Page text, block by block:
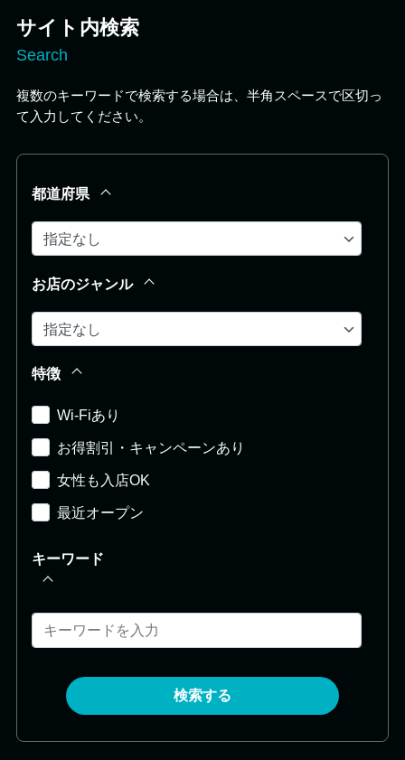
サイト内検索
Search
複数のキーワードで検索する場合は、半角スペースで区切っ
て入力してください。
都道府県
お店のジャンル
特徴
Wi-Fiあり
お得割引・キャンペーンあり
女性も入店OK
最近オープン
キーワード
検索する